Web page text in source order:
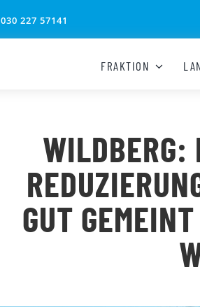
030 227 57141
FRAKTION
GUT